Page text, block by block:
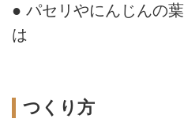
● パセリやにんじんの葉
は
つくり方